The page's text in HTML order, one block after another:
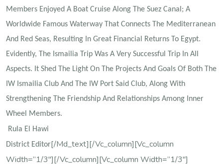
Members Enjoyed A Boat Cruise Along The Suez Canal; A
Worldwide Famous Waterway That Connects The Mediterranean
And Red Seas, Resulting In Great Financial Returns To Egypt.
Evidently, The Ismailia Trip Was A Very Successful Trip In All
Aspects. It Shed The Light On The Projects And Goals Of Both The
IW Ismailia Club And The IW Port Said Club, Along With
Strengthening The Friendship And Relationships Among Inner
Wheel Members.
Rula El Hawi
District Editor[/md_text][/vc_column][vc_column
Width=”1/3″][/vc_column][vc_column Width=”1/3″]